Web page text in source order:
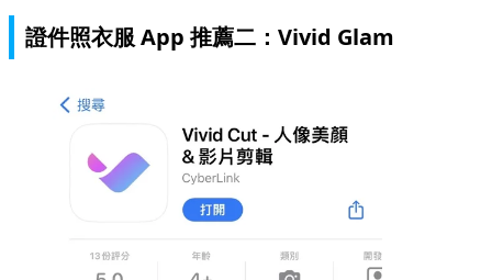
證件照衣服 App 推薦二：Vivid Glam